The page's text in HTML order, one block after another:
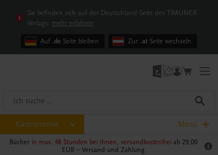
Sie befinden sich auf der Deutschland-Seite des TRAUNER
Verlags. mehr erfahren
Auf .de Seite bleiben Zur .at Seite wechseln
Gastronomie Menü
Bücher in max. 48 Stunden bei Ihnen, versandkostenfrei ab 29,00
EUR – Versand und Zahlung